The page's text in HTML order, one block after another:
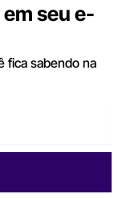
seu e-
fica sabendo na